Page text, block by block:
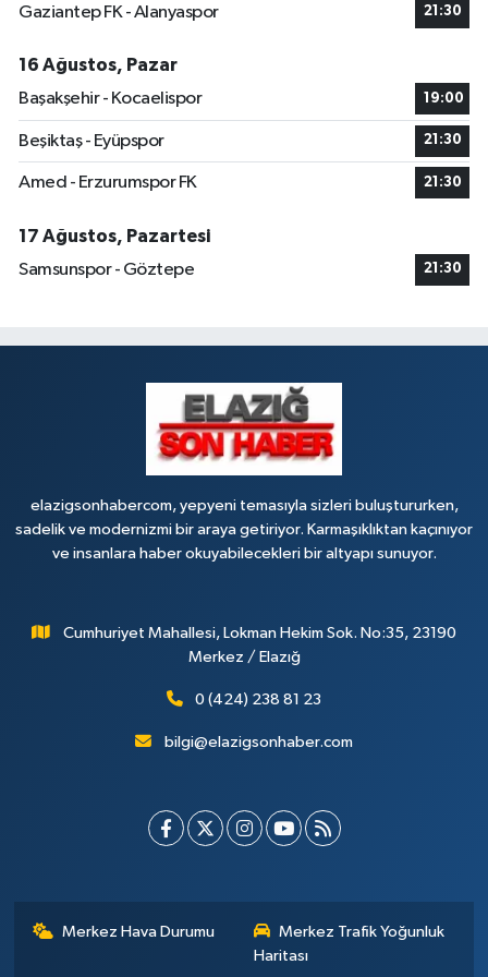
Dogan Eczanesi
Makfire Eczanesi
Çaydaçıra Mahallesi, Adnan Kahveci Caddesi, No:29 Merkez Elazığ
Gaziantep FK - Alanyaspor 21:30
16 Ağustos, Pazar
Başakşehir - Kocaelispor
19:00
Beşiktaş - Eyüpspor 21:30
Amed - Erzurumspor FK 21:30
17 Ağustos, Pazartesi
Samsunspor - Göztepe
21:30
elazigsonhabercom, yepyeni temasıyla sizleri buluştururken,
sadelik ve modernizmi bir araya getiriyor. Karmaşıklıktan kaçınıyor
ve insanlara haber okuyabilecekleri bir altyapı sunuyor.
Cumhuriyet Mahallesi, Lokman Hekim Sok. No:35, 23190
Merkez / Elazığ
0 (424) 238 81 23
bilgi@elazigsonhaber.com
Merkez Hava Durumu
Merkez Trafik Yoğunluk
Haritası